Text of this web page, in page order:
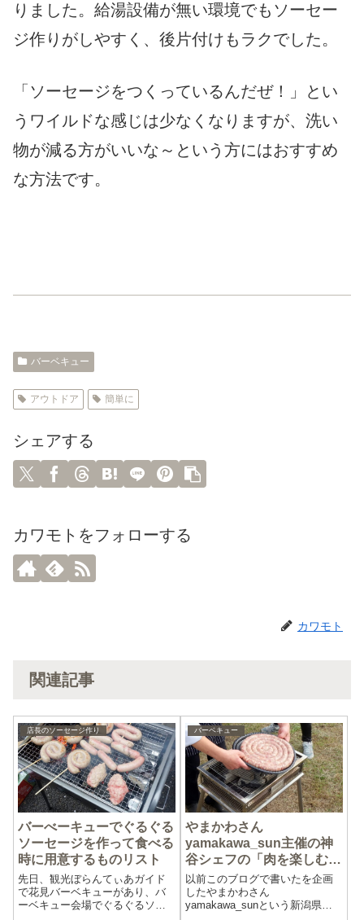
りました。給湯設備が無い環境でもソーセー
ジ作りがしやすく、後片付けもラクでした。
「ソーセージをつくっているんだぜ！」とい
うワイルドな感じは少なくなりますが、洗い
物が減る方がいいな～という方にはおすすめ
な方法です。
バーベキュー
アウトドア 簡単に
シェアする
カワモトをフォローする
カワモト
関連記事
店長のソーセージ作り
バーべーキューでぐるぐる
ソーセージを作って食べる
時に用意するものリスト
先日、観光ぼらんてぃあガイド
で花見バーベキューがあり、バ
ーベキュー会場でぐるぐるソー
バーベキュー
やまかわさん
yamakawa_sun主催の神
谷シェフの「肉を楽しむ」
おもてなしＢＢＱに参加し
てきました
以前このブログで書いたを企画
したやまかわさん
yamakawa_sunという新潟県長